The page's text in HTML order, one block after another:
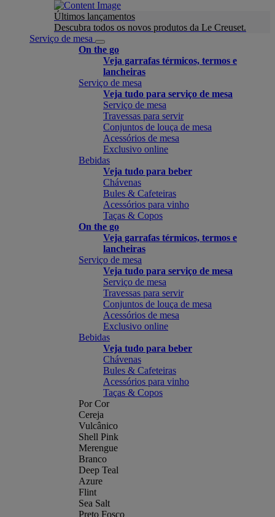
Últimos lançamentos
Descubra todos os novos produtos da Le Creuset.
Serviço de mesa
On the go
Veja garrafas térmicos, termos e
lancheiras
Serviço de mesa
Veja tudo para serviço de mesa
Serviço de mesa
Travessas para servir
Conjuntos de louça de mesa
Acessórios de mesa
Exclusivo online
Bebidas
Veja tudo para beber
Chávenas
Bules & Cafeteiras
Acessórios para vinho
Taças & Copos
On the go
Veja garrafas térmicos, termos e
lancheiras
Serviço de mesa
Veja tudo para serviço de mesa
Serviço de mesa
Travessas para servir
Conjuntos de louça de mesa
Acessórios de mesa
Exclusivo online
Bebidas
Veja tudo para beber
Chávenas
Bules & Cafeteiras
Acessórios para vinho
Taças & Copos
Por Cor
Cereja
Vulcânico
Shell Pink
Merengue
Branco
Deep Teal
Azure
Flint
Sea Salt
Preto Fosco